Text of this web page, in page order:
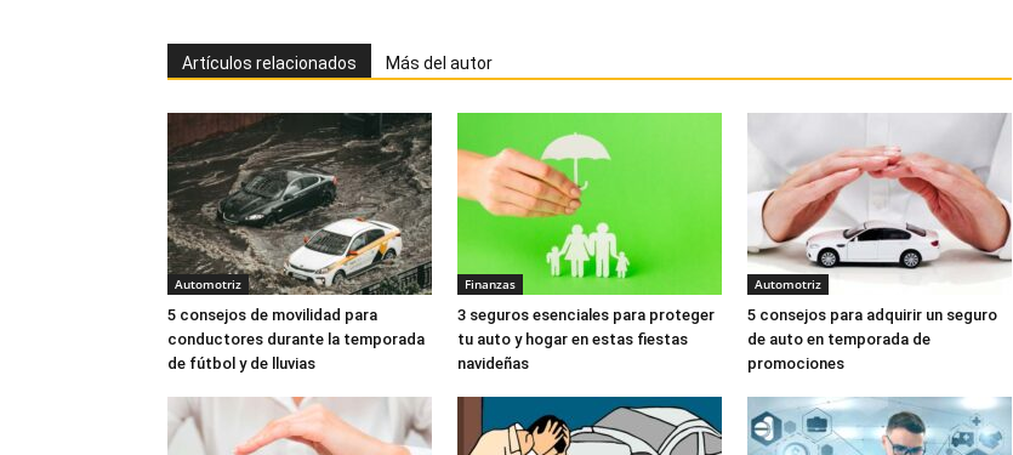
Artículos relacionados Más del autor
Automotriz
5 consejos de movilidad para
conductores durante la temporada
de fútbol y de lluvias
Finanzas
3 seguros esenciales para proteger
tu auto y hogar en estas fiestas
navideñas
Automotriz
5 consejos para adquirir un seguro
de auto en temporada de
promociones